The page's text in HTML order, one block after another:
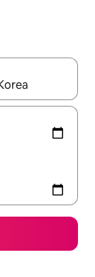
輕點、滑動裝置。